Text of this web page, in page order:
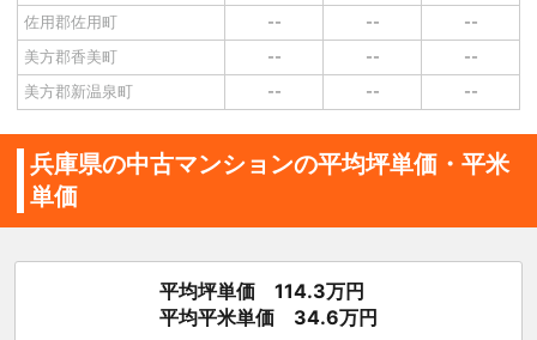
佐用郡佐用町
-- --
--
美方郡香美町
-- --
--
美方郡新温泉町
-- -- --
兵庫県の中古マンションの平均坪単価・平米
単価
平均坪単価 114.3万円
平均平米単価 34.6万円